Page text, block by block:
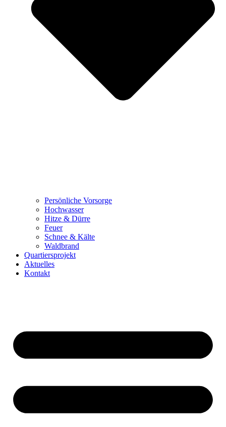
Persönliche Vorsorge
Hochwasser
Hitze & Dürre
Feuer
Schnee & Kälte
Waldbrand
Quartiersprojekt
Aktuelles
Kontakt